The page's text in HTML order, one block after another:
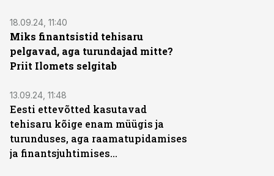
18.09.24, 11:40
Miks finantsistid tehisaru
pelgavad, aga turundajad mitte?
Priit Ilomets selgitab
13.09.24, 11:48
Eesti ettevõtted kasutavad
tehisaru kõige enam müügis ja
turunduses, aga raamatupidamises
ja finantsjuhtimises…